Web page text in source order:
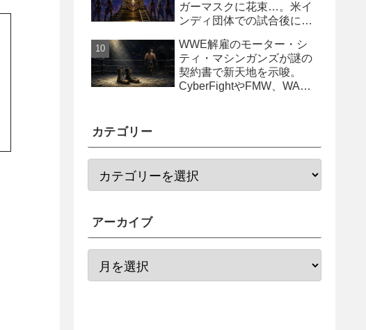
ガーマスクに花束…。米イ
ンディ団体での試合後にサ
WWE解雇のモーター・シ
ティ・マシンガンズが謎の
契約書で新天地を示唆。
CyberFightやFMW、WAR
カテゴリー
アーカイブ